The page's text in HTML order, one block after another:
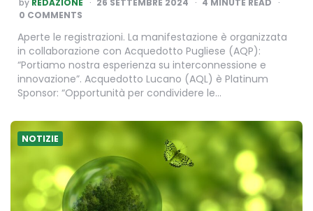
BY
0 COMMENTS
Aperte le registrazioni. La manifestazione è organizzata
in collaborazione con Acquedotto Pugliese (AQP):
“Portiamo nostra esperienza su interconnessione e
innovazione”. Acquedotto Lucano (AQL) è Platinum
Sponsor: “Opportunità per condividere le…
NOTIZIE